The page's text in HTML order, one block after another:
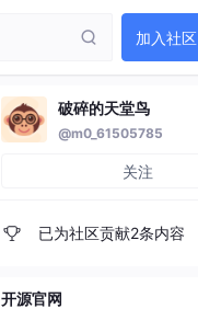
加入社区
破碎的天堂鸟
@m0_61505785
关注
已为社区贡献2条内容
开源官网